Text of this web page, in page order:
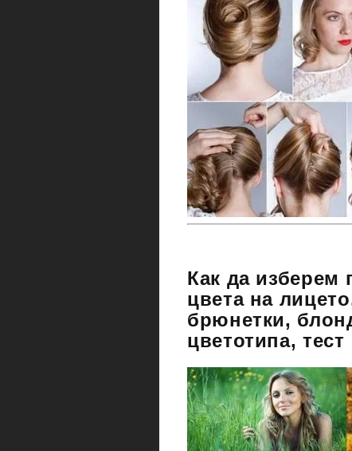
Как да изберем
цвета на
брюнетки,
цветотипа, тест